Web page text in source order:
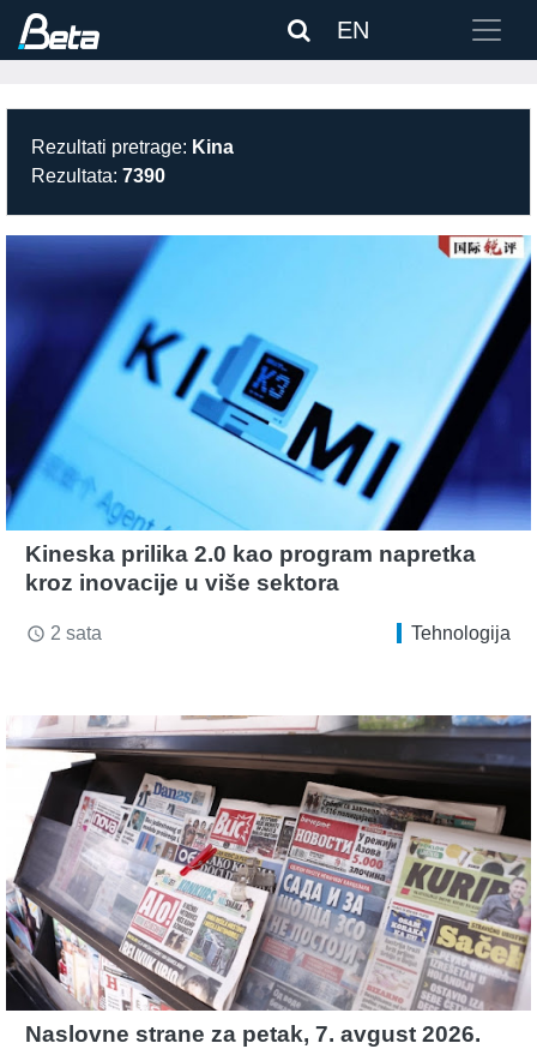
EN
Rezultati pretrage: Kina
Rezultata: 7390
Kineska prilika 2.0 kao program napretka
kroz inovacije u više sektora
access_time 2 sata Tehnologija
Naslovne strane za petak, 7. avgust 2026.